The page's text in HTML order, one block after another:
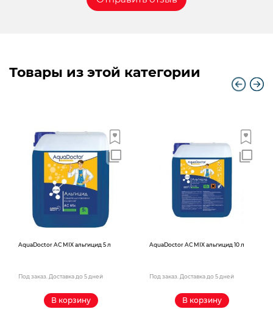
Товары из этой категории
AquaDoctor AС MIX альгицид 5 л
Под заказ. Доставка до 5 дней
В корзину
AquaDoctor AС MIX альгицид 10 л
Под заказ. Доставка до 5 дней
В корзину